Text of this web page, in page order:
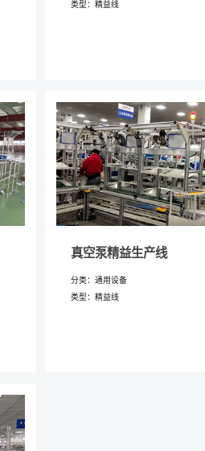
类型：精益线
真空泵精益生产线
分类：通用设备
类型：精益线